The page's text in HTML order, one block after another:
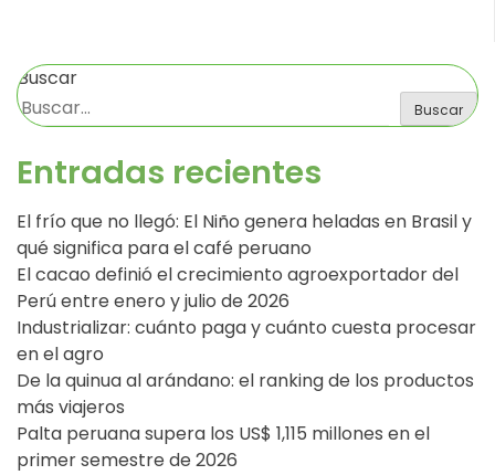
Buscar
Buscar
Entradas recientes
El frío que no llegó: El Niño genera heladas en Brasil y
qué significa para el café peruano
El cacao definió el crecimiento agroexportador del
Perú entre enero y julio de 2026
Industrializar: cuánto paga y cuánto cuesta procesar
en el agro
De la quinua al arándano: el ranking de los productos
más viajeros
Palta peruana supera los US$ 1,115 millones en el
primer semestre de 2026